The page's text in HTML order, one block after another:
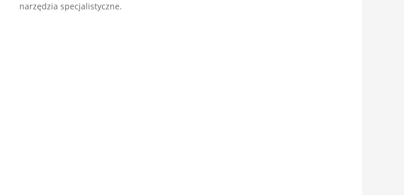
narzędzia specjalistyczne.